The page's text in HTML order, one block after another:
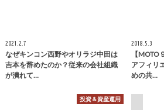
2021.2.7
なぜキンコン西野やオリラジ中田は
吉本を辞めたのか？従来の会社組織
が潰れて…
2018.5.3
【MOTO
アフィリ
めの共…
投資＆資産運用